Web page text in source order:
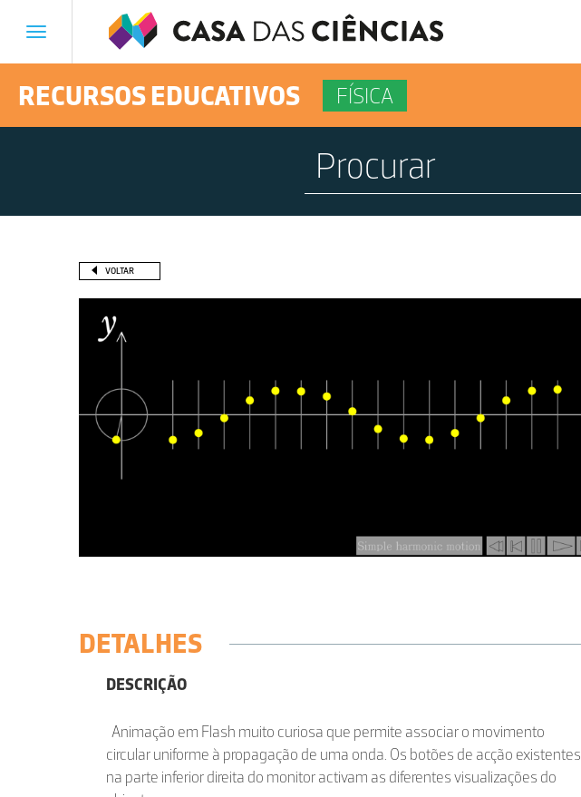
Toggle
RECURSOS EDUCATIVOS FÍSICA
VOLTAR
DETALHES
DESCRIÇÃO
Animação em Flash muito curiosa que permite associar o movimento
circular uniforme à propagação de uma onda. Os botões de acção existentes
na parte inferior direita do monitor activam as diferentes visualizações do